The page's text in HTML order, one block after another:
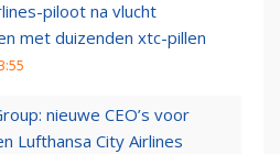
piloot na vlucht
met duizenden xtc-pillen
nieuwe CEO’s voor
Lufthansa City Airlines